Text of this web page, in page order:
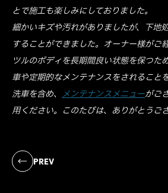
とで施工も楽しみにしておりました。
細かいキズや汚れがありましたが、下地
することができました。オーナー様がご
ツルのボディを長期間良い状態を保つた
車や定期的なメンテナンスをされること
洗車を含め、
メンテナンスメニューがご
用ください。このたびは、ありがとうござ
PREV